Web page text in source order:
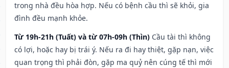
trong nhà đều hòa hợp. Nếu có bệnh cầu thì sẽ khỏi, gia
đình đều mạnh khỏe.
Từ 19h-21h (Tuất) và từ 07h-09h (Thìn) Cầu tài thì không
có lợi, hoặc hay bị trái ý. Nếu ra đi hay thiệt, gặp nạn, việc
quan trọng thì phải đòn, gặp ma quỷ nên cúng tế thì mới